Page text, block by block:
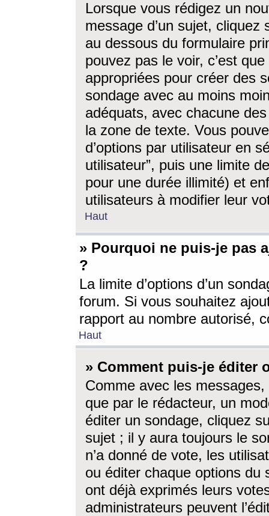
Lorsque vous rédigez un
message d’un sujet, cliquez
au dessous du formulaire
pouvez pas le voir, c’est
appropriées pour créer des
sondage avec au moins
adéquats, avec chacune
la zone de texte. Vous
d’options par utilisateur en
utilisateur”, puis une limite
pour une durée illimité) et
utilisateurs à modifier leur
Haut
» Pourquoi ne puis-je pas
?
La limite d’options d’un
forum. Si vous souhaitez
rapport au nombre autorisé,
Haut
» Comment puis-je éditer
Comme avec les
que par le rédacteur, un
éditer un sondage, cliquez
sujet ; il y aura toujours le
n’a donné de vote, les
ou éditer chaque options du
ont déjà exprimés leurs
administrateurs peuvent